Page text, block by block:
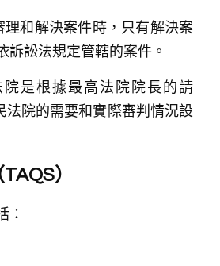
理和解決案件時，只有解決案
訴訟法規定管轄的案件。
是根據最高法院院長的請
法院的需要和實際審判情況設
）
：